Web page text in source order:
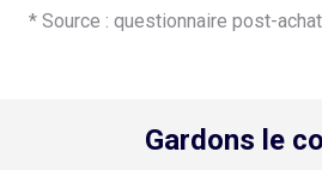
* Source : questionnaire post-achat
Gardons le